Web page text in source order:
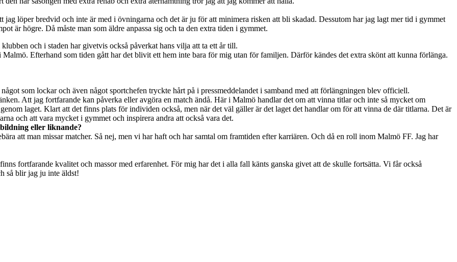
löper bredvid och inte är med i övningarna och det är ju för att minimera risken att bli skadad. Dessutom har jag lagt mer tid i gymmet
är högre. Då måste man som äldre anpassa sig och ta den extra tiden i gymmet.
och i staden har givetvis också påverkat hans vilja att ta ett år till.
Efterhand som tiden gått har det blivit ett hem inte bara för mig utan för familjen. Därför kändes det extra skönt att kunna förlänga.
som lockar och även något sportchefen tryckte hårt på i pressmeddelandet i samband med att förlängningen blev officiell.
Att jag fortfarande kan påverka eller avgöra en match ändå. Här i Malmö handlar det om att vinna titlar och inte så mycket om
laget. Klart att det finns plats för individen också, men när det väl gäller är det laget det handlar om för att vinna de där titlarna. Det är
och att vara mycket i gymmet och inspirera andra att också vara det.
eller liknande?
att man missar matcher. Så nej, men vi har haft och har samtal om framtiden efter karriären. Och då en roll inom Malmö FF. Jag har
fortfarande kvalitet och massor med erfarenhet. För mig har det i alla fall känts ganska givet att de skulle fortsätta. Vi får också
så blir jag ju inte äldst!